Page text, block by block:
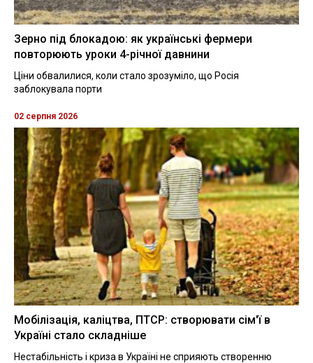
Зерно під блокадою: як українські фермери
повторюють уроки 4-річної давнини
Ціни обвалилися, коли стало зрозуміло, що Росія
заблокувала порти
02 серпня 2026
Мобілізація, каліцтва, ПТСР: створювати сім'ї в
Україні стало складніше
Нестабільність і криза в Україні не сприяють створенню